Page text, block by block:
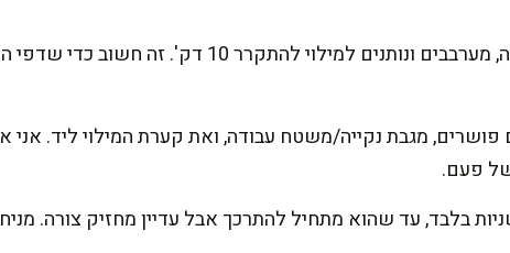
מסיימים את המילוי: מוסיפים כוסברה/פטרוזיליה, מערבבים ונותנים למילוי להתקרר 10
מגבת נקייה/משטח עבודה, ואת קערת המילוי ליד. אני
של פעם.
דף אורז: טובלים דף אורז במים 8-12 שניות בלבד, עד שהוא מתחיל להתרכך אבל עדיין מחזיק